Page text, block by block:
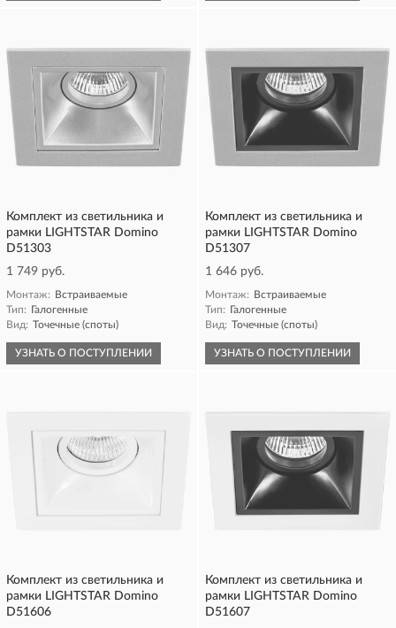
Комплект из светильника и
рамки LIGHTSTAR Domino
D51303
1 749 руб.
Монтаж: Встраиваемые
Тип: Галогенные
Вид: Точечные (споты)
УЗНАТЬ О ПОСТУПЛЕНИИ
Комплект из светильника и
рамки LIGHTSTAR Domino
D51307
1 646 руб.
Монтаж: Встраиваемые
Тип: Галогенные
Вид: Точечные (споты)
УЗНАТЬ О ПОСТУПЛЕНИИ
Комплект из светильника и
рамки LIGHTSTAR Domino
D51606
Комплект из светильника и
рамки LIGHTSTAR Domino
D51607